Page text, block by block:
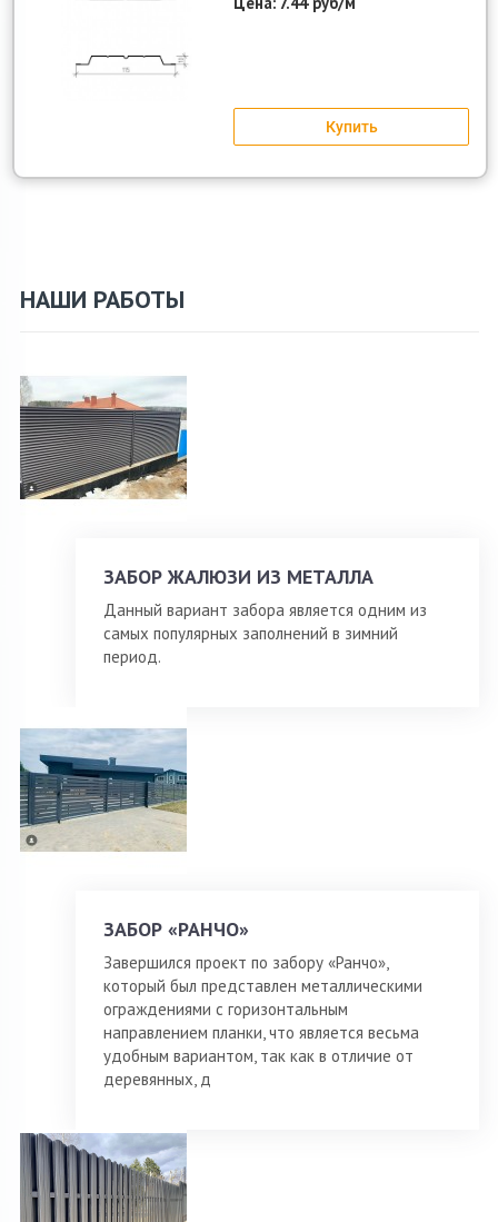
Купить
НАШИ РАБОТЫ
ЗАБОР ЖАЛЮЗИ ИЗ МЕТАЛЛА
Данный вариант забора является одним из
самых популярных заполнений в зимний
период.
ЗАБОР «РАНЧО»
Завершился проект по забору «Ранчо»,
который был представлен металлическими
ограждениями с горизонтальным
направлением планки, что является весьма
удобным вариантом, так как в отличие от
деревянных, д